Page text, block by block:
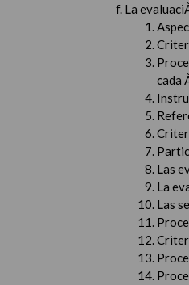
La
cada
Las
La
Las